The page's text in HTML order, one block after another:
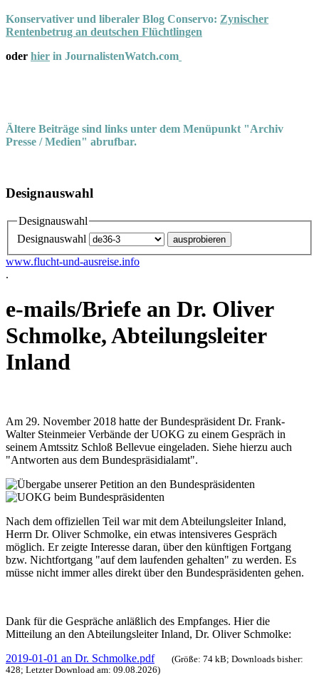
Konservativer und liberaler Blog Conservo: Zynischer
Rentenbetrug an deutschen Flüchtlingen
oder hier in JournalistenWatch.com
Ältere Beiträge sind links unter dem Menüpunkt "Archiv
Presse / Medien" abrufbar.
Designauswahl
Designauswahl
Designauswahl
www.flucht-und-ausreise.info
.
e-mails/Briefe an Dr. Oliver
Schmolke, Abteilungsleiter
Inland
Am 29. November 2018 hatte der Bundespräsident Dr. Frank-
Walter Steinmeier Verbände der UOKG zu einem Gespräch in
seinem Amtssitz Schloß Bellevue eingeladen. Siehe hierzu auch
"Antworten aus dem Bundespräsidialamt".
Nach dem offiziellen Teil war mit dem Abteilungsleiter Inland,
Herrn Dr. Oliver Schmolke, ein etwas intensiveres Gespräch
möglich. Er zeigte Interesse daran, über den künftigen Fortgang
bzw. Nichtfortgang "auf dem laufenden gehalten" zu werden. Es
müsse nicht immer alles direkt über den Bundespräsidenten gehen.
Dank für die Gespräche anläßlich des Empfanges. Hier die
Mitteilung an den Abteilungsleiter Inland, Dr. Oliver Schmolke:
2019-01-01 an Dr. Schmolke.pdf
(Größe: 74 kB; Downloads bisher:
428; Letzter Download am: 09.08.2026)